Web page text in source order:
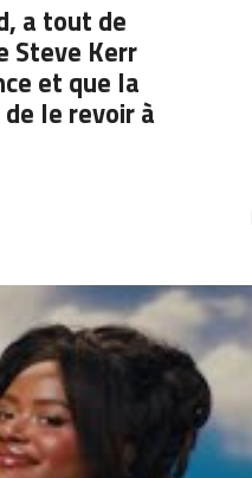
a tout de
Steve Kerr
et que la
le revoir à